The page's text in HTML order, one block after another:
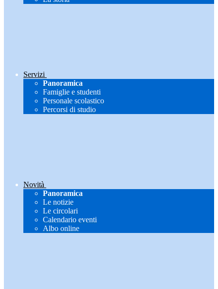
Servizi
Panoramica
Famiglie e studenti
Personale scolastico
Percorsi di studio
Novità
Panoramica
Le notizie
Le circolari
Calendario eventi
Albo online